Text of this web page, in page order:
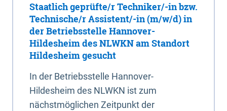
Staatlich geprüfte/r Techniker/-in bzw.
Technische/r Assistent/-in (m/w/d) in
der Betriebsstelle Hannover-
Hildesheim des NLWKN am Standort
Hildesheim gesucht
In der Betriebsstelle Hannover-
Hildesheim des NLWKN ist zum
nächstmöglichen Zeitpunkt der